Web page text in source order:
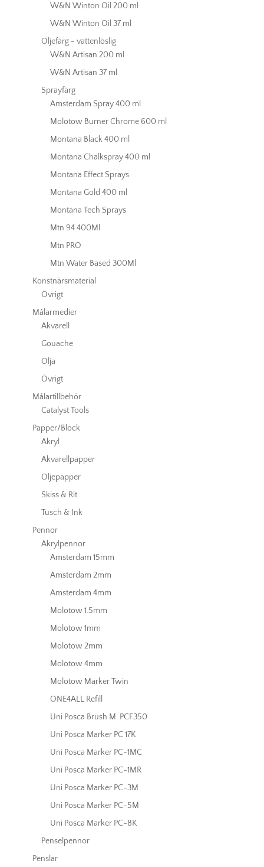
W&N Winton Oil 200 ml
W&N Winton Oil 37 ml
Oljefärg - vattenlöslig
W&N Artisan 200 ml
W&N Artisan 37 ml
Sprayfärg
Amsterdam Spray 400 ml
Molotow Burner Chrome 600 ml
Montana Black 400 ml
Montana Chalkspray 400 ml
Montana Effect Sprays
Montana Gold 400 ml
Montana Tech Sprays
Mtn 94 400Ml
Mtn PRO
Mtn Water Based 300Ml
Konstnärsmaterial
Övrigt
Målarmedier
Akvarell
Gouache
Olja
Övrigt
Målartillbehör
Catalyst Tools
Papper/Block
Akryl
Akvarellpapper
Oljepapper
Skiss & Rit
Tusch & Ink
Pennor
Akrylpennor
Amsterdam 15mm
Amsterdam 2mm
Amsterdam 4mm
Molotow 1.5mm
Molotow 1mm
Molotow 2mm
Molotow 4mm
Molotow Marker Twin
ONE4ALL Refill
Uni Posca Brush M. PCF350
Uni Posca Marker PC 17K
Uni Posca Marker PC-1MC
Uni Posca Marker PC-1MR
Uni Posca Marker PC-3M
Uni Posca Marker PC-5M
Uni Posca Marker PC-8K
Penselpennor
Penslar